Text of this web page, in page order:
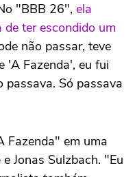
"BBB 26", ela
ter escondido um
não passar, teve
'A Fazenda', eu fui
passava. Só passava
Fazenda" em uma
Jonas Sulzbach. "Eu